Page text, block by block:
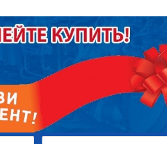
ДИСК СЦЕПЛЕНИЯ
ВЕДОМЫЙ КЛАССИК
GD 5ШТ/КОР
2 422,40
В КОРЗИНУ